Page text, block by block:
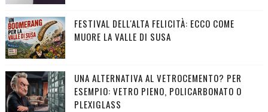
FESTIVAL DELL'ALTA FELICITÀ: ECCO COME
MUORE LA VALLE DI SUSA
UNA ALTERNATIVA AL VETROCEMENTO? PER
ESEMPIO: VETRO PIENO, POLICARBONATO O
PLEXIGLASS